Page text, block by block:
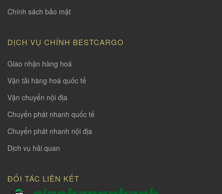
Chính sách bảo mật
DỊCH VỤ CHÍNH BESTCARGO
Giao nhận hàng hoá
Vận tải hàng hoá quốc tế
Vận chuyển nội địa
Chuyển phát nhanh quốc tế
Chuyển phát nhanh nội địa
Dịch vụ hải quan
ĐỐI TÁC LIÊN KẾT